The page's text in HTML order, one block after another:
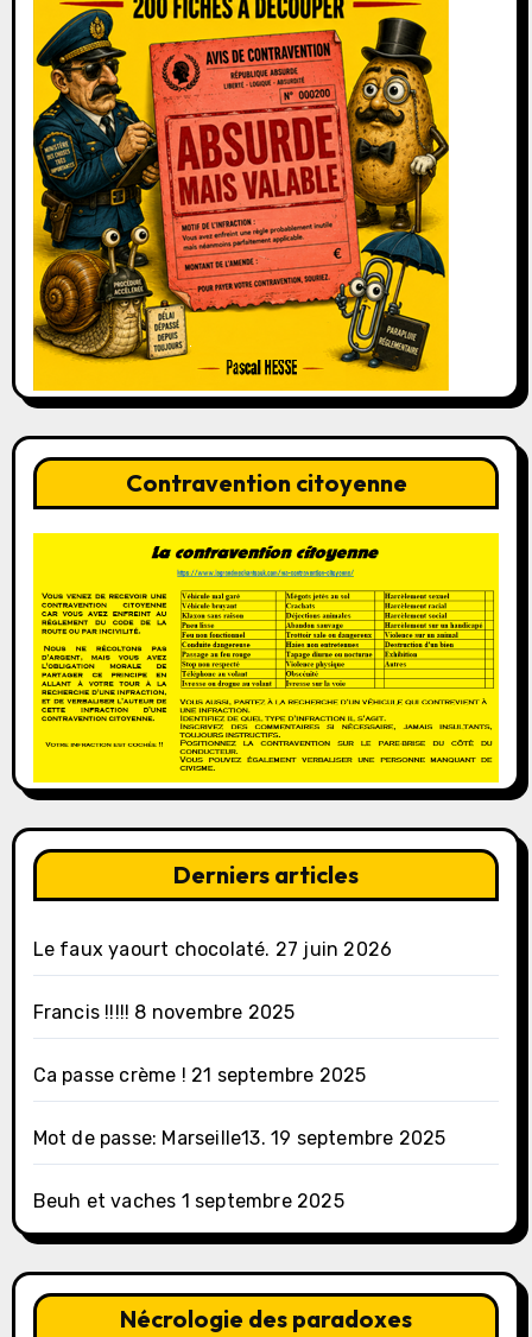
Contravention citoyenne
Derniers articles
Le faux yaourt chocolaté. 27 juin 2026
Francis !!!!! 8 novembre 2025
Ca passe crème ! 21 septembre 2025
Mot de passe: Marseille13. 19 septembre 2025
Beuh et vaches 1 septembre 2025
Nécrologie des paradoxes